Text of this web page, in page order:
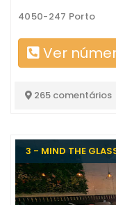
4050-247 Porto
Ver
265 comentários
3 - MIND THE